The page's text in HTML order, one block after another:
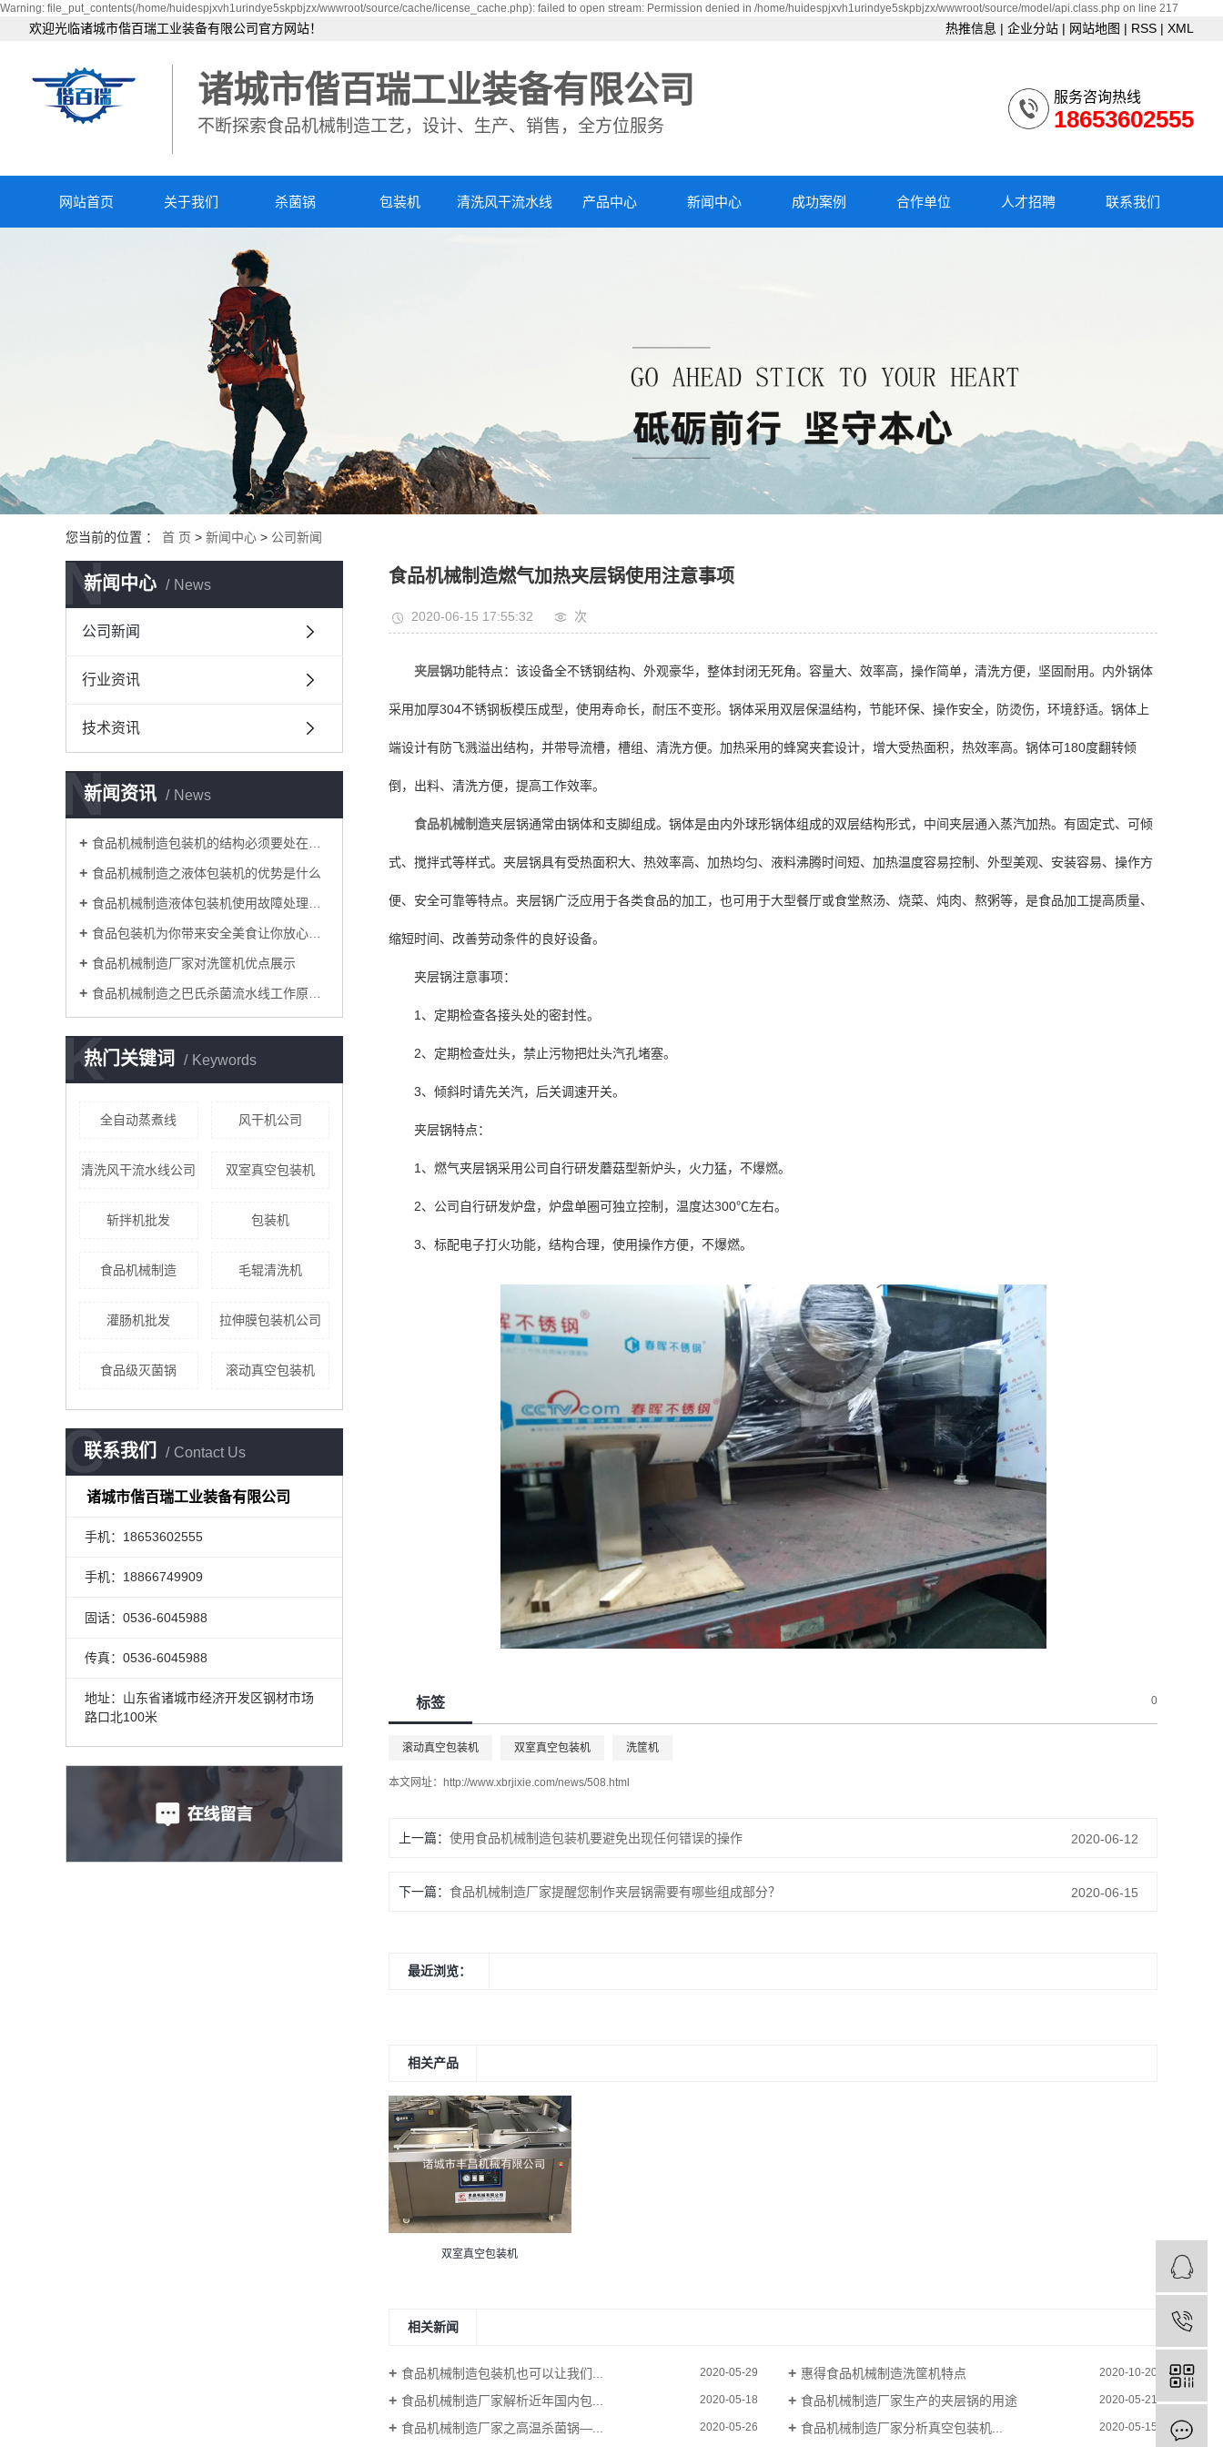
Warning: file_put_contents(/home/huidespjxvh1urindye5skpbjzx/wwwroot/source/cache/license_cache.php): failed to open stream: Permission denied in /home/huidespjxvh1urindye5skpbjzx/wwwroot/source/model/api.class.php on line 217
欢迎光临诸城市偕百瑞工业装备有限公司官方网站！ 热推信息 | 企业分站 | 网站地图 | RSS | XML
诸城市偕百瑞工业装备有限公司
不断探索食品机械制造工艺，设计、生产、销售，全方位服务
服务咨询热线
18653602555
网站首页 关于我们 杀菌锅 包装机 清洗风干流水线 产品中心
清洗风干流水线
灌肠机
滚揉机
新闻中心 成功案例 合作单位 人才招聘 联系我们
您当前的位置 ： 首 页 > 新闻中心 > 公司新闻
新闻中心 News
N
公司新闻
行业资讯
技术资讯
新闻资讯 News
N
食品机械制造包装机的结构必须要处在正常状态
食品机械制造之液体包装机的优势是什么
食品机械制造液体包装机使用故障处理方法
食品包装机为你带来安全美食让你放心出游每一天
食品机械制造厂家对洗筐机优点展示
食品机械制造之巴氏杀菌流水线工作原理简介
热门关键词 Keywords
K
全自动蒸煮线 风干机公司
清洗风干流水线公司 双室真空包装机
斩拌机批发 包装机
食品机械制造 毛辊清洗机
灌肠机批发 拉伸膜包装机公司
食品级灭菌锅 滚动真空包装机
联系我们 Contact Us
C
诸城市偕百瑞工业装备有限公司
手机：18653602555
手机：18866749909
固话：0536-6045988
传真：0536-6045988
地址：山东省诸城市经济开发区钢材市场
路口北100米
食品机械制造燃气加热夹层锅使用注意事项
2020-06-15 17:55:32 次
夹层锅功能特点：该设备全不锈钢结构、外观豪华，整体封闭无死角。容量大、效率高，操作简单，清洗方便，坚固耐用。内外锅体
采用加厚304不锈钢板模压成型，使用寿命长，耐压不变形。锅体采用双层保温结构，节能环保、操作安全，防烫伤，环境舒适。锅体上
端设计有防飞溅溢出结构，并带导流槽，槽组、清洗方便。加热采用的蜂窝夹套设计，增大受热面积，热效率高。锅体可180度翻转倾
倒，出料、清洗方便，提高工作效率。
食品机械制造夹层锅通常由锅体和支脚组成。锅体是由内外球形锅体组成的双层结构形式，中间夹层通入蒸汽加热。有固定式、可倾
式、搅拌式等样式。夹层锅具有受热面积大、热效率高、加热均匀、液料沸腾时间短、加热温度容易控制、外型美观、安装容易、操作方
便、安全可靠等特点。夹层锅广泛应用于各类食品的加工，也可用于大型餐厅或食堂熬汤、烧菜、炖肉、熬粥等，是食品加工提高质量、
缩短时间、改善劳动条件的良好设备。
夹层锅注意事项：
1、定期检查各接头处的密封性。
2、定期检查灶头，禁止污物把灶头汽孔堵塞。
3、倾斜时请先关汽，后关调速开关。
夹层锅特点：
1、燃气夹层锅采用公司自行研发蘑菇型新炉头，火力猛，不爆燃。
2、公司自行研发炉盘，炉盘单圈可独立控制，温度达300℃左右。
3、标配电子打火功能，结构合理，使用操作方便，不爆燃。
标签 0
滚动真空包装机 双室真空包装机 洗筐机
本文网址： http://www.xbrjixie.com/news/508.html
上一篇： 使用食品机械制造包装机要避免出现任何错误的操作 2020-06-12
下一篇： 食品机械制造厂家提醒您制作夹层锅需要有哪些组成部分？ 2020-06-15
最近浏览：
相关产品
双室真空包装机
相关新闻
食品机械制造包装机也可以让我们... 2020-05-29 惠得食品机械制造洗筐机特点 2020-10-20
食品机械制造厂家解析近年国内包... 2020-05-18 食品机械制造厂家生产的夹层锅的用途 2020-05-21
食品机械制造厂家之高温杀菌锅—... 2020-05-26 食品机械制造厂家分析真空包装机... 2020-05-15